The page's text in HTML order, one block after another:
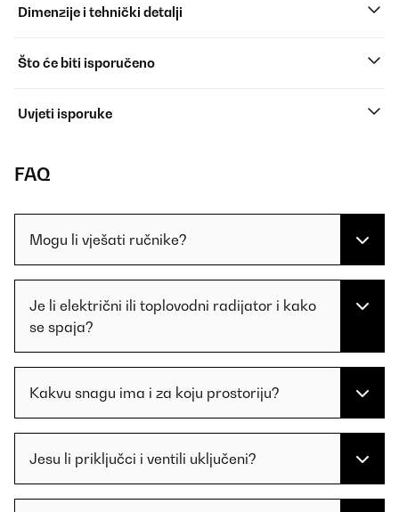
Dimenzije i tehnički detalji
Što će biti isporučeno
Uvjeti isporuke
FAQ
Mogu li vješati ručnike?
Je li električni ili toplovodni radijator i kako
se spaja?
Kakvu snagu ima i za koju prostoriju?
Jesu li priključci i ventili uključeni?